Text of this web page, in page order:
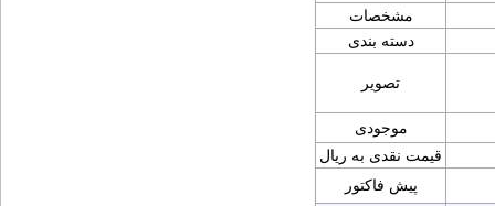
مشخصات
دسته بندی
تصویر
موجودی
قیمت نقدی به ریال
پیش فاکتور